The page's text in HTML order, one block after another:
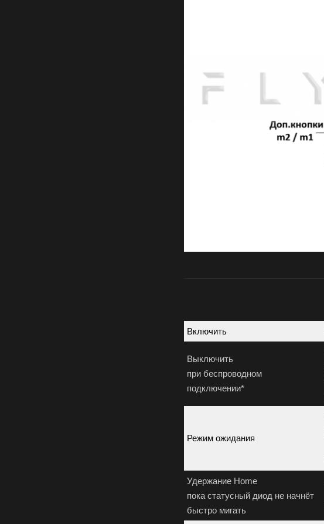
Включить
Выключить
при беспроводном
подключении*
Режим ожидания
Удержание Home
пока статусный диод не начнёт
быстро мигать